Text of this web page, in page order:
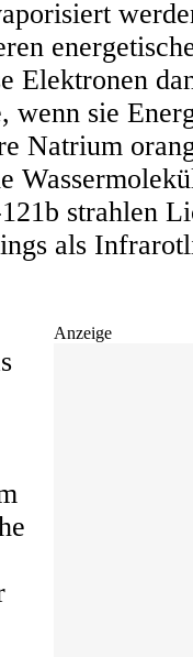
Elektronen
wenn sie
Natrium
strahlen
als
Anzeige